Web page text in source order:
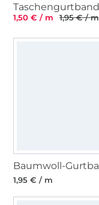
1,50 € / m 1,95 € / m
1,95 € / m